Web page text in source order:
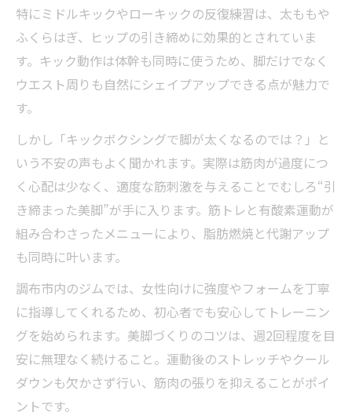
特にミドルキックやローキックの反復練習は、太ももや
ふくらはぎ、ヒップの引き締めに効果的とされていま
す。キック動作は体幹も同時に使うため、脚だけでなく
ウエスト周りも自然にシェイプアップできる点が魅力で
す。
しかし「キックボクシングで脚が太くなるのでは？」と
いう不安の声もよく聞かれます。実際は筋肉が過度につ
く心配は少なく、適度な筋刺激を与えることでむしろ“引
き締まった美脚”が手に入ります。筋トレと有酸素運動が
組み合わさったメニューにより、脂肪燃焼と代謝アップ
も同時に叶います。
調布市内のジムでは、女性向けに強度やフォームを丁寧
に指導してくれるため、初心者でも安心してトレーニン
グを始められます。美脚づくりのコツは、週2回程度を目
安に無理なく続けること。運動後のストレッチやクール
ダウンも欠かさず行い、筋肉の張りを抑えることがポイ
ントです。